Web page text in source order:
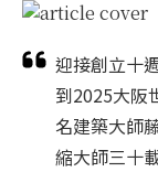
迎接創立十
到2025大阪
名建築大師
縮大師三十